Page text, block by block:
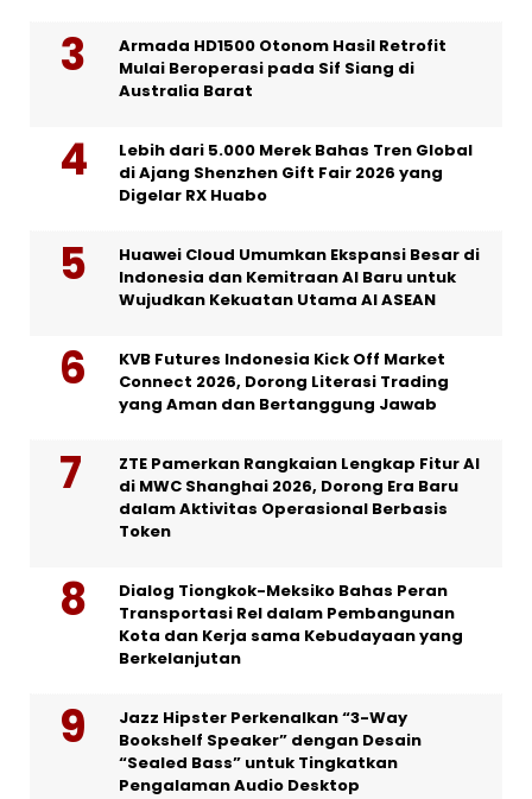
Armada HD1500 Otonom Hasil Retrofit
Mulai Beroperasi pada Sif Siang di
Australia Barat
Lebih dari 5.000 Merek Bahas Tren Global
di Ajang Shenzhen Gift Fair 2026 yang
Digelar RX Huabo
Huawei Cloud Umumkan Ekspansi Besar di
Indonesia dan Kemitraan AI Baru untuk
Wujudkan Kekuatan Utama AI ASEAN
KVB Futures Indonesia Kick Off Market
Connect 2026, Dorong Literasi Trading
yang Aman dan Bertanggung Jawab
ZTE Pamerkan Rangkaian Lengkap Fitur AI
di MWC Shanghai 2026, Dorong Era Baru
dalam Aktivitas Operasional Berbasis
Token
Dialog Tiongkok-Meksiko Bahas Peran
Transportasi Rel dalam Pembangunan
Kota dan Kerja sama Kebudayaan yang
Berkelanjutan
Jazz Hipster Perkenalkan “3-Way
Bookshelf Speaker” dengan Desain
“Sealed Bass” untuk Tingkatkan
Pengalaman Audio Desktop